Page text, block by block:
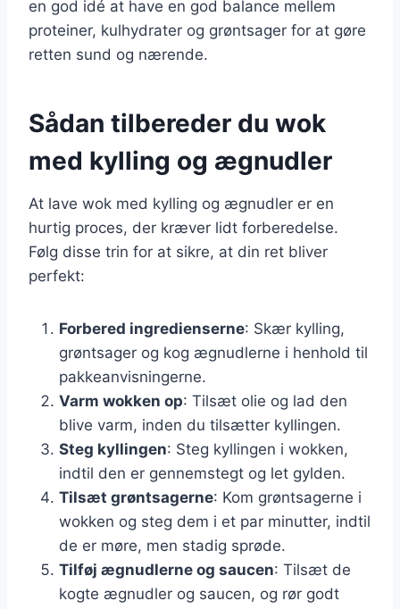
en god idé at have en god balance mellem
proteiner, kulhydrater og grøntsager for at gøre
retten sund og nærende.
Sådan tilbereder du wok
med kylling og ægnudler
At lave wok med kylling og ægnudler er en
hurtig proces, der kræver lidt forberedelse.
Følg disse trin for at sikre, at din ret bliver
perfekt:
Forbered ingredienserne: Skær kylling,
grøntsager og kog ægnudlerne i henhold til
pakkeanvisningerne.
Varm wokken op: Tilsæt olie og lad den
blive varm, inden du tilsætter kyllingen.
Steg kyllingen: Steg kyllingen i wokken,
indtil den er gennemstegt og let gylden.
Tilsæt grøntsagerne: Kom grøntsagerne i
wokken og steg dem i et par minutter, indtil
de er møre, men stadig sprøde.
Tilføj ægnudlerne og saucen: Tilsæt de
kogte ægnudler og saucen, og rør godt